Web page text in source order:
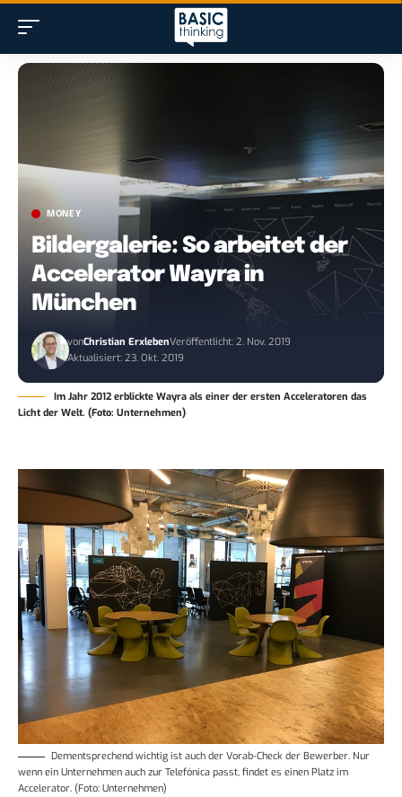
MONEY
Bildergalerie: So arbeitet der
Accelerator Wayra in
München
vonChristian ErxlebenVeröffentlicht: 2. Nov. 2019
Aktualisiert: 23. Okt. 2019
Im Jahr 2012 erblickte Wayra als einer der ersten Acceleratoren das
Licht der Welt. (Foto: Unternehmen)
Dementsprechend wichtig ist auch der Vorab-Check der Bewerber. Nur
wenn ein Unternehmen auch zur Telefónica passt, findet es einen Platz im
Accelerator. (Foto: Unternehmen)